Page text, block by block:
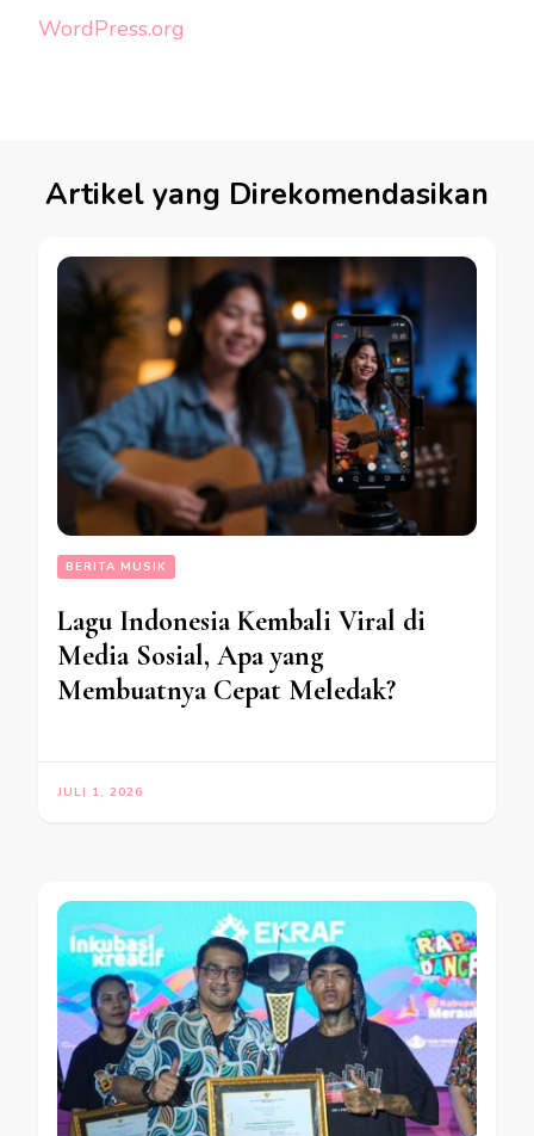
WordPress.org
Artikel yang Direkomendasikan
BERITA MUSIK
Lagu Indonesia Kembali Viral di
Media Sosial, Apa yang
Membuatnya Cepat Meledak?
JULI 1, 2026